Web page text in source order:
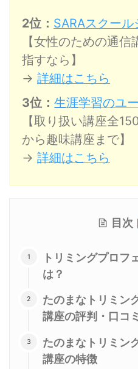
2位： SARAスクール
【女性のための通
指すなら】
→ 詳細はこちら
3位： 生涯学習のユ
【取り扱い講座全
から趣味講座まで】
→ 詳細はこちら
目次
トリミングプロフ
は？
たのまなトリミン
講座の評判・口コミ
たのまなトリミン
講座の特徴